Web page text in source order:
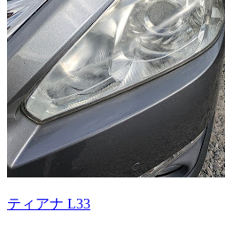
ティアナ L33